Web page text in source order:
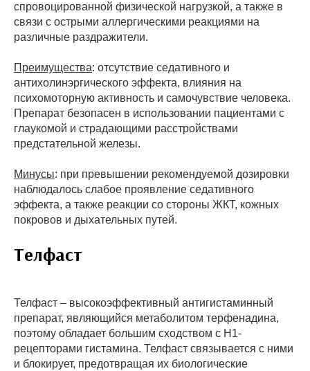
спровоцированной физической нагрузкой, а также в
связи с острыми аллергическими реакциями на
различные раздражители.
Преимущества: отсутствие седативного и
антихолинэргического эффекта, влияния на
психомоторную активность и самочувствие человека.
Препарат безопасен в использовании пациентами с
глаукомой и страдающими расстройствами
предстательной железы.
Минусы: при превышении рекомендуемой дозировки
наблюдалось слабое проявление седативного
эффекта, а также реакции со стороны ЖКТ, кожных
покровов и дыхательных путей.
Телфаст
Телфаст – высокоэффективный антигистаминный
препарат, являющийся метаболитом терфенадина,
поэтому обладает большим сходством с Н1-
рецепторами гистамина. Телфаст связывается с ними
и блокирует, предотвращая их биологические